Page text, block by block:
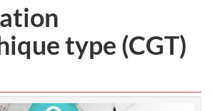
type (CGT)